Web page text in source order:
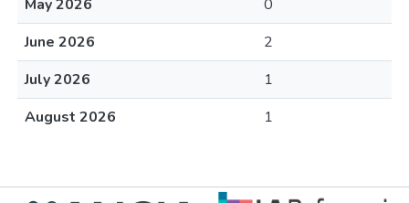
May 2026
0
June 2026
2
July 2026
1
August 2026
1